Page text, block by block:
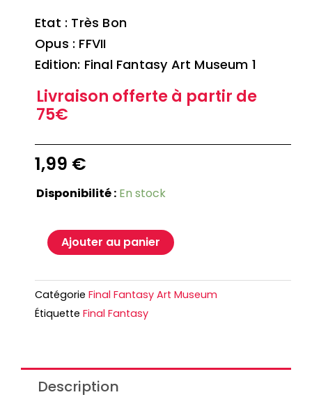
Etat : Très Bon
Opus : FFVII
Edition: Final Fantasy Art Museum 1
Livraison offerte à partir de
75€
1,99 €
Disponibilité : En stock
Ajouter au panier
Catégorie Final Fantasy Art Museum
Étiquette Final Fantasy
Description